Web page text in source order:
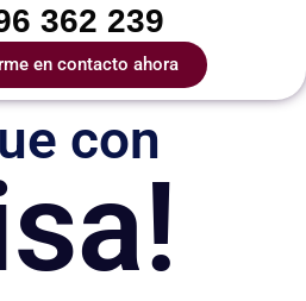
362 239
en contacto ahora
con